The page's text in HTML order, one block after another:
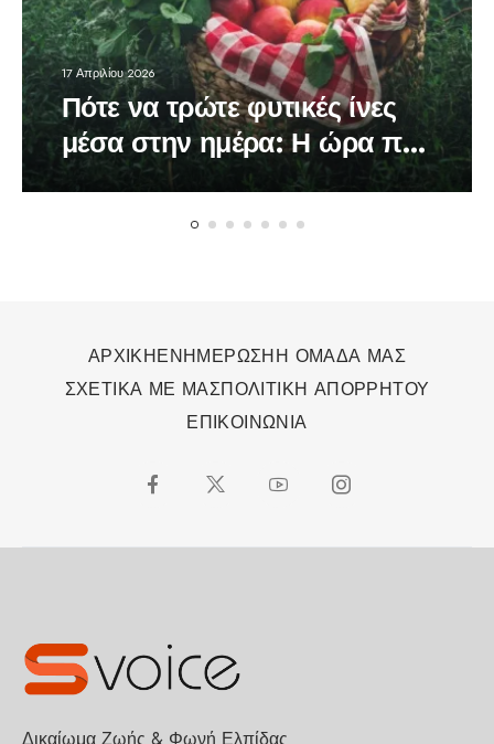
17 Απριλίου 2026
Πότε να τρώτε φυτικές ίνες
μέσα στην ημέρα: Η ώρα που
κάνει τη διαφορά στον
οργανισμό
ΑΡΧΙΚΗΕΝΗΜΕΡΩΣΗΗ ΟΜΑΔΑ ΜΑΣ
ΣΧΕΤΙΚΑ ΜΕ ΜΑΣΠΟΛΙΤΙΚΗ ΑΠΟΡΡΗΤΟΥ
ΕΠΙΚΟΙΝΩΝΙΑ